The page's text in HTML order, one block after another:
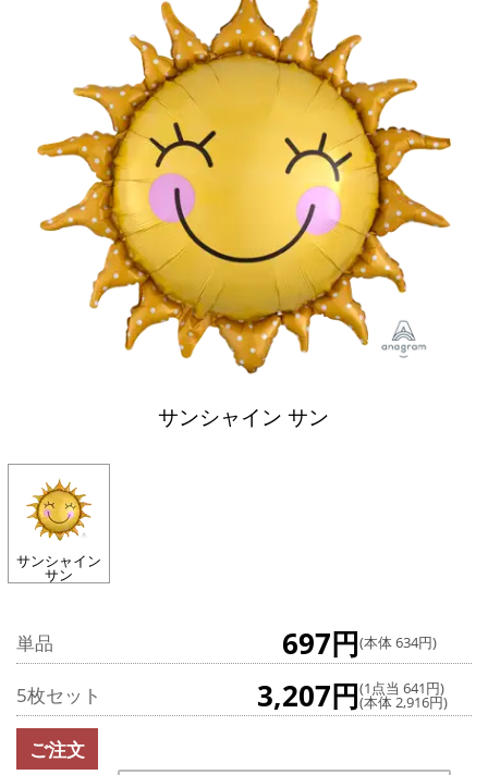
サンシャイン サン
サンシャイン
サン
単品 697円(本体 634円)
5枚セット 3,207円(1点当 641円)
(本体 2,916円)
ご注文